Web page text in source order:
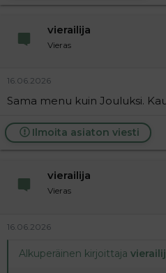
vierailija
Vieras
16.06.2026
Sama menu kuin Jouluksi.
Ilmoita asiaton viesti
vierailija
Vieras
16.06.2026
Alkuperäinen kirjoittaja